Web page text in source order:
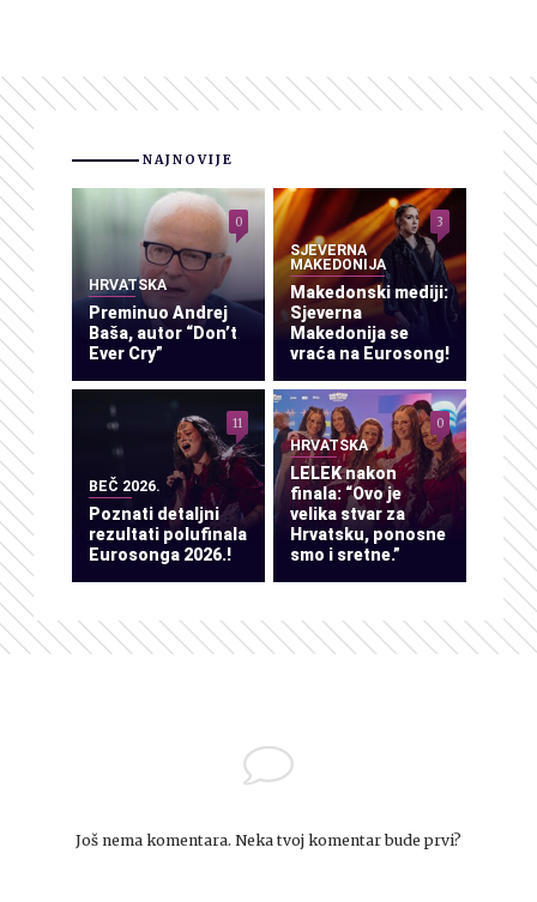
NAJNOVIJE
HRVATSKA
Preminuo Andrej
Baša, autor “Don’t
Ever Cry”
0
SJEVERNA
MAKEDONIJA
Makedonski mediji:
Sjeverna
Makedonija se
vraća na Eurosong!
3
BEČ 2026.
Poznati detaljni
rezultati polufinala
Eurosonga 2026.!
11
HRVATSKA
LELEK nakon
finala: “Ovo je
velika stvar za
Hrvatsku, ponosne
smo i sretne.”
0
Još nema komentara. Neka tvoj komentar bude prvi?